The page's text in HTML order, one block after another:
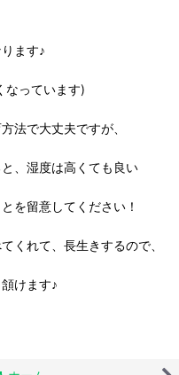
ます♪
なっています)
法で大丈夫ですが、
、湿度は高くても良い
を留意してください！
くれて、長生きするので、
けます♪